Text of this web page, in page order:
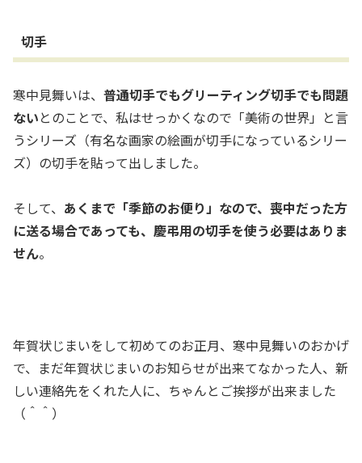
切手
寒中見舞いは、 普通切手でもグリーティング切手でも問題
ないとのことで、私はせっかくなので「美術の世界」と言
うシリーズ（有名な画家の絵画が切手になっているシリー
ズ）の切手を貼って出しました。
そして、 あくまで「季節のお便り」なので、喪中だった方
に送る場合であっても、慶弔用の切手を使う必要はありま
せん。
年賀状じまいをして初めてのお正月、寒中見舞いのおかげ
で、まだ年賀状じまいのお知らせが出来てなかった人、新
しい連絡先をくれた人に、ちゃんとご挨拶が出来ました
（＾＾）